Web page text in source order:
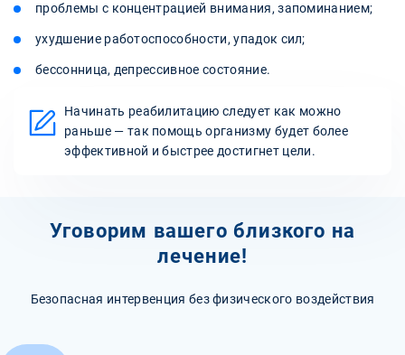
проблемы с концентрацией внимания, запоминанием;
ухудшение работоспособности, упадок сил;
бессонница, депрессивное состояние.
Начинать реабилитацию следует как можно
раньше — так помощь организму будет более
эффективной и быстрее достигнет цели.
Уговорим вашего близкого на
лечение!
Безопасная интервенция без физического воздействия